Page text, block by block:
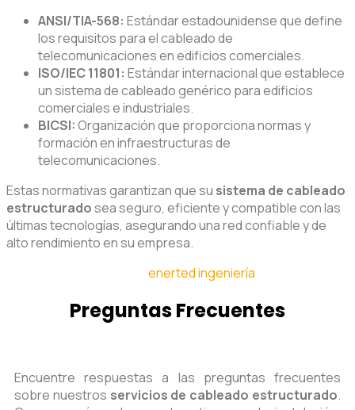
ANSI/TIA-568: Estándar estadounidense que define
los requisitos para el cableado de
telecomunicaciones en edificios comerciales.
ISO/IEC 11801: Estándar internacional que establece
un sistema de cableado genérico para edificios
comerciales e industriales.
BICSI:Organización que proporciona normas y
formación en infraestructuras de
telecomunicaciones.
Estas normativas garantizan que su sistema de cableado
estructuradosea seguro, eficiente y compatible con las
últimas tecnologías, asegurando una red confiable y de
alto rendimiento en su empresa.
enerted ingeniería
Preguntas Frecuentes
Encuentre respuestas a las preguntas frecuentes
sobre nuestros servicios de cableado estructurado.